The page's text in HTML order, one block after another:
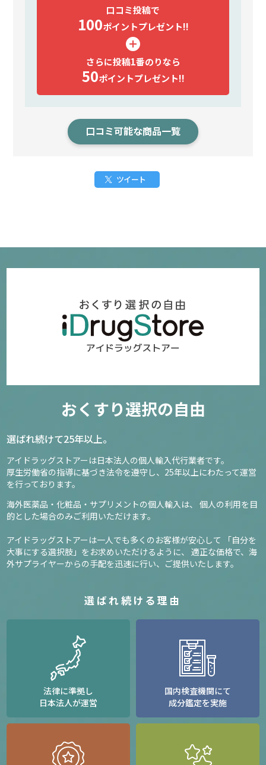
口コミ投稿で
100ポイントプレゼント!!
さらに投稿1番のりなら
50ポイントプレゼント!!
口コミ可能な商品一覧
ツイート
おくすり選択の自由
選ばれ続けて25年以上。
アイドラッグストアーは日本法人の個人輸入代行業者です。
厚生労働省の指導に基づき法令を遵守し、 25年以上にわたって運営
を行っております。
海外医薬品・化粧品・サプリメントの個人輸入は、
個人の利用を目
的とした場合のみご利用いただけます。
アイドラッグストアーは一人でも多くのお客様が安心して
「自分を
大事にする選択肢」をお求めいただけるように、
適正な価格で、海
外サプライヤーからの手配を迅速に行い、ご提供いたします。
選ばれ続ける理由
法律に準拠し
日本法人が運営
国内検査機関にて
成分鑑定を実施